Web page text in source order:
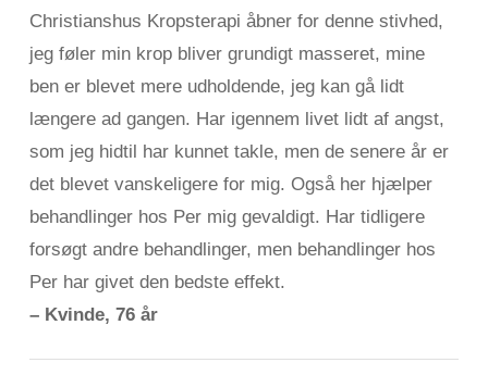
Christianshus Kropsterapi åbner for denne stivhed,
jeg føler min krop bliver grundigt masseret, mine
ben er blevet mere udholdende, jeg kan gå lidt
længere ad gangen. Har igennem livet lidt af angst,
som jeg hidtil har kunnet takle, men de senere år er
det blevet vanskeligere for mig. Også her hjælper
behandlinger hos Per mig gevaldigt. Har tidligere
forsøgt andre behandlinger, men behandlinger hos
Per har givet den bedste effekt.
– Kvinde, 76 år